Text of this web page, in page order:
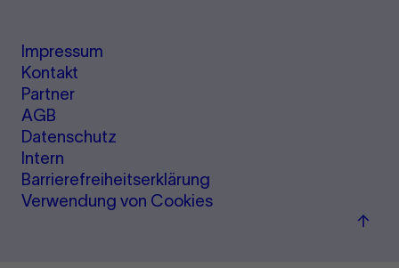
Impressum
Kontakt
Partner
AGB
Datenschutz
Intern
Barrierefreiheitserklärung
Verwendung von Cookies
Zum